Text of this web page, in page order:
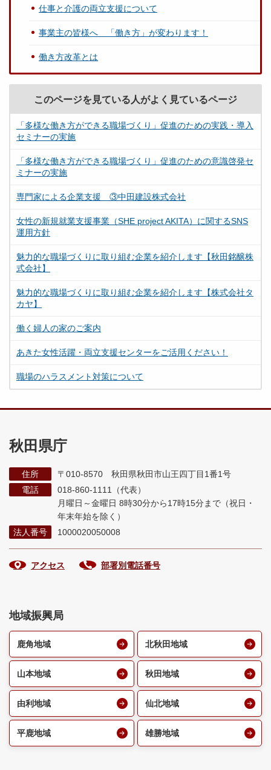
仕事と介護の両立支援について
事業主の皆様へ 「働き方」が変わります！
働き方改革とは
このページを見ている人がよく見ているページ
「多様な働き方ができる職場づくり」促進のための実践・導入
セミナーの実施
「多様な働き方ができる職場づくり」促進のための意識啓発セ
ミナーの実施
専門家による企業支援 ③中田建設株式会社
女性の新規就業支援事業（SHE project AKITA）に関するSNS
運用方針
魅力的な職場づくりに取り組む企業を紹介します【秋田銘醸株
式会社】
魅力的な職場づくりに取り組む企業を紹介します【株式会社タ
カヤ】
働く婦人の家のご案内
あきた女性活躍・両立支援センターをご活用ください！
職場のハラスメント対策について
秋田県庁
住所
〒010-8570 秋田県秋田市山王四丁目1番1号
電話
018-860-1111（代表）
月曜日～金曜日 8時30分から17時15分まで （祝日・
年末年始を除く）
法人番号
1000020050008
アクセス 部署別電話番号
地域振興局
鹿角地域 北秋田地域
山本地域 秋田地域
由利地域 仙北地域
平鹿地域 雄勝地域